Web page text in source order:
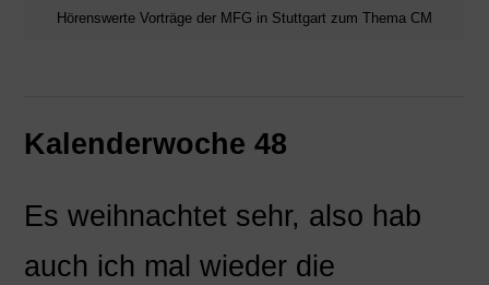
Hörenswerte Vorträge der MFG in Stuttgart zum Thema CM
Kalenderwoche 48
Es weihnachtet sehr, also hab
auch ich mal wieder die